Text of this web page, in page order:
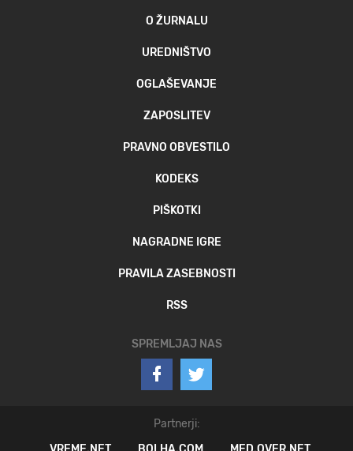
O ŽURNALU
UREDNIŠTVO
OGLAŠEVANJE
ZAPOSLITEV
PRAVNO OBVESTILO
KODEKS
PIŠKOTKI
NAGRADNE IGRE
PRAVILA ZASEBNOSTI
RSS
SPREMLJAJ NAS
Partnerji: